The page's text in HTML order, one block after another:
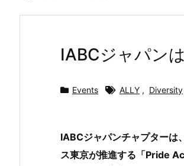
IABCジャパン
Events ALLY , Diversity
IABCジャパンチャプターは
ス東京が推進する「Pride